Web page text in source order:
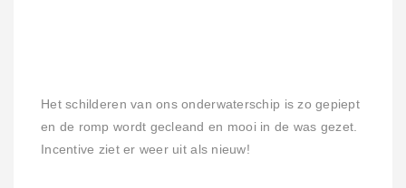
Het schilderen van ons onderwaterschip is zo gepiept
en de romp wordt gecleand en mooi in de was gezet.
Incentive ziet er weer uit als nieuw!